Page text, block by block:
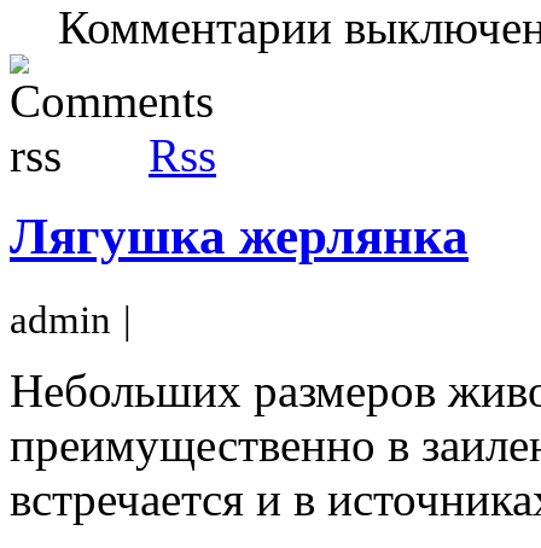
Комментарии
Rss
Лягушка жерлянка
admin |
Небольших размеров
преимущественно в
встречается и в